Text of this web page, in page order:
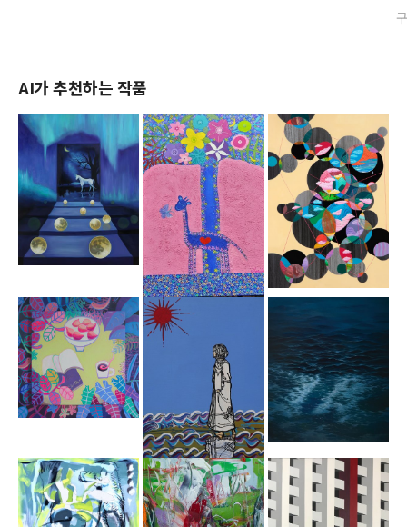
AI가 추천하는 작품